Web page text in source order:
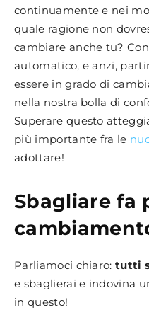
continuamente e nei
quale ragione non
cambiare anche tu?
automatico, e anzi,
essere in grado di
nella nostra bolla di
Superare questo
più importante fra le
adottare!
Sbagliare fa
Parliamoci chiaro:tutti
e sbaglierai e indovina
in questo!